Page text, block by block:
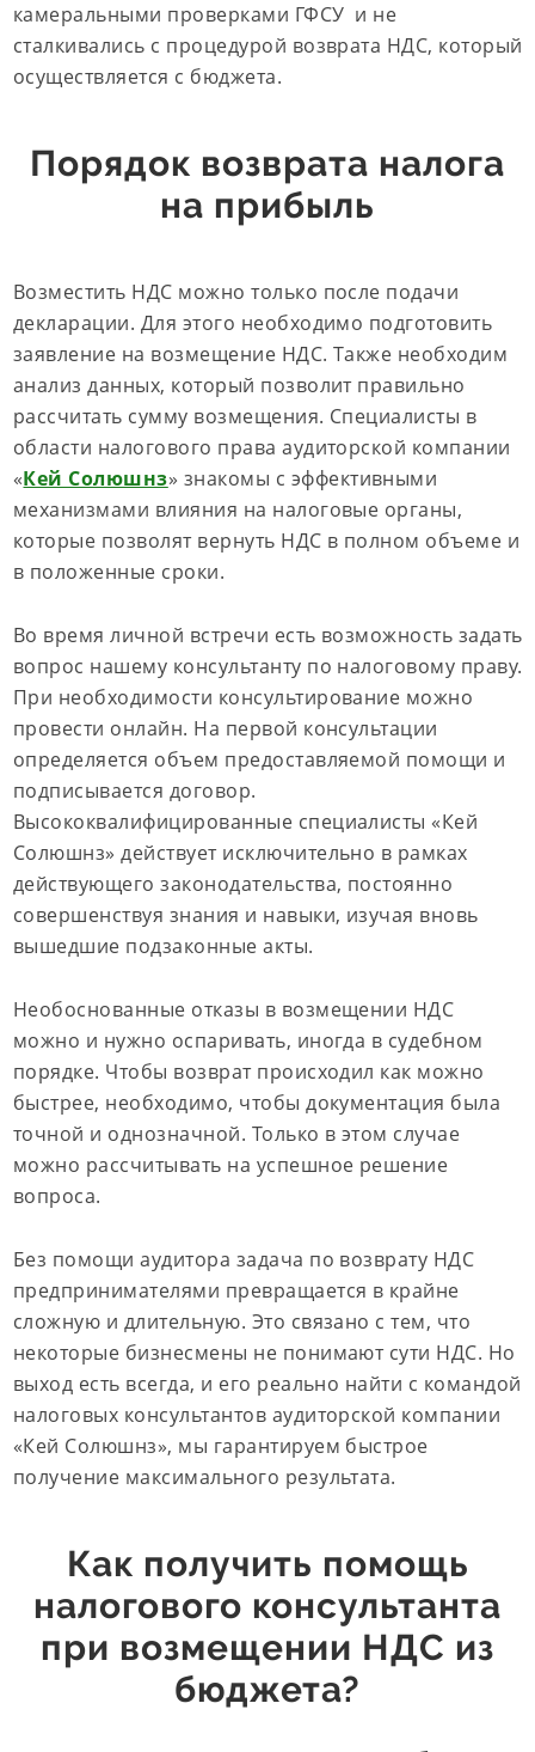
камеральными проверками ГФСУ и не
сталкивались с процедурой возврата НДС, который
осуществляется с бюджета.
Порядок возврата налога
на прибыль
Возместить НДС можно только после подачи
декларации. Для этого необходимо подготовить
заявление на возмещение НДС. Также необходим
анализ данных, который позволит правильно
рассчитать сумму возмещения. Специалисты в
области налогового права аудиторской компании
«Кей Солюшнз» знакомы с эффективными
механизмами влияния на налоговые органы,
которые позволят вернуть НДС в полном объеме и
в положенные сроки.
Во время личной встречи есть возможность задать
вопрос нашему консультанту по налоговому праву.
При необходимости консультирование можно
провести онлайн. На первой консультации
определяется объем предоставляемой помощи и
подписывается договор.
Высококвалифицированные специалисты «Кей
Солюшнз» действует исключительно в рамках
действующего законодательства, постоянно
совершенствуя знания и навыки, изучая вновь
вышедшие подзаконные акты.
Необоснованные отказы в возмещении НДС
можно и нужно оспаривать, иногда в судебном
порядке. Чтобы возврат происходил как можно
быстрее, необходимо, чтобы документация была
точной и однозначной. Только в этом случае
можно рассчитывать на успешное решение
вопроса.
Без помощи аудитора задача по возврату НДС
предпринимателями превращается в крайне
сложную и длительную. Это связано с тем, что
некоторые бизнесмены не понимают сути НДС. Но
выход есть всегда, и его реально найти с командой
налоговых консультантов аудиторской компании
«Кей Солюшнз», мы гарантируем быстрое
получение максимального результата.
Как получить помощь
налогового консультанта
при возмещении НДС из
бюджета?